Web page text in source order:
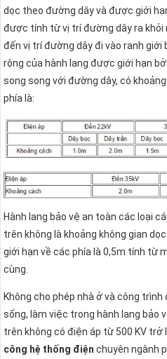
dọc theo đường dây và được giới
được tính từ vị trí đường dây ra khỏi
đến vị trí đường dây đi vào ranh giới
rộng của hành lang được giới hạn
song song với đường dây, có
phía là:
Hành lang bảo vệ an toàn các loại
trên không là khoảng không gian
giới hạn về các phía là 0,5m tính từ
cùng.
Không cho phép nhà ở và công
sống, làm việc trong hành lang bảo
trên không có điện áp từ 500 KV
công hệ thống điện chuyên ngành